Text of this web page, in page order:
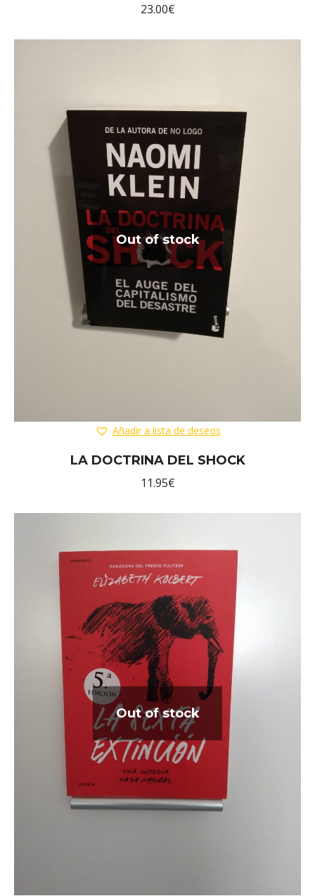
23.00€
Out of stock
Añadir a lista de deseos
LA DOCTRINA DEL SHOCK
11.95€
Out of stock